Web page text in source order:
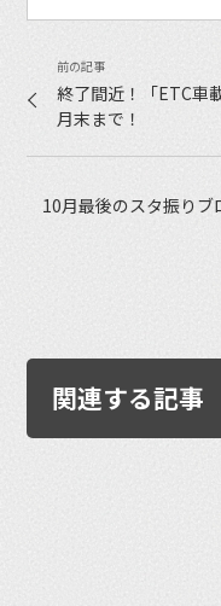
終了間近！「ETC車
月末まで！
10月最後のスタ振り
関連する記事